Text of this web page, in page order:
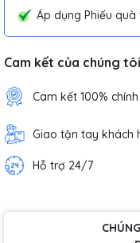
Áp dụng Phiếu
Cam kết của chúng tôi
Cam kết 100%
Giao tận tay khách
Hỗ trợ 24/7